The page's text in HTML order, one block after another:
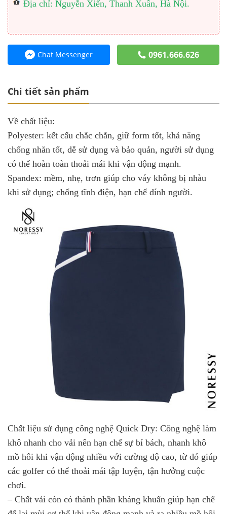
Địa chỉ: Nguyễn Xiển, Thanh Xuân, Hà Nội.
Chat Messenger 0961.666.626
Chi tiết sản phẩm
Về chất liệu:
Polyester: kết cấu chắc chắn, giữ form tốt, khả năng
chống nhăn tốt, dễ sử dụng và bảo quản, người sử dụng
có thể hoàn toàn thoải mái khi vận động mạnh.
Spandex: mềm, nhẹ, trơn giúp cho váy không bị nhàu
khi sử dụng; chống tĩnh điện, hạn chế dính người.
Chất liệu sử dụng công nghệ Quick Dry: Công nghệ làm
khô nhanh cho vải nên hạn chế sự bí bách, nhanh khô
mồ hôi khi vận động nhiều với cường độ cao, từ đó giúp
các golfer có thể thoải mái tập luyện, tận hưởng cuộc
chơi.
– Chất vải còn có thành phần kháng khuẩn giúp hạn chế